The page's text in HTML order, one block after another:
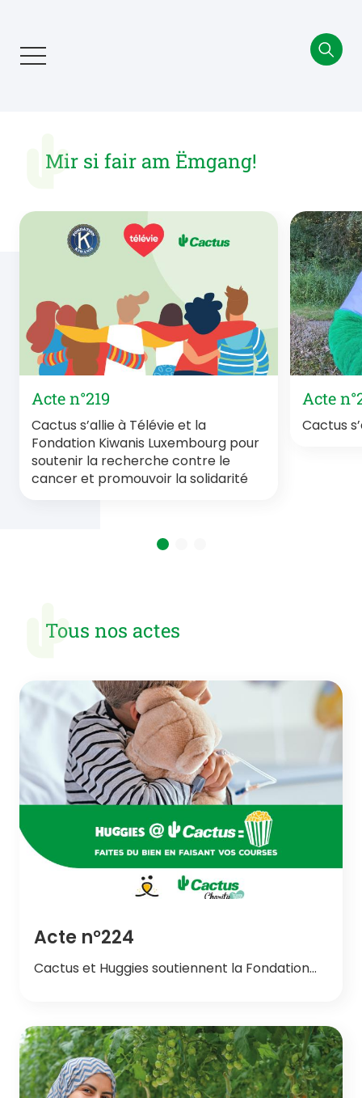
principalMir si fair am Ëmgang!
Acte n°219
Cactus s’allie à Télévie et la
Fondation Kiwanis Luxembourg pour
soutenir la recherche contre le
cancer et promouvoir la solidarité
Acte
Cactus
Tous nos actes
Acte n°224
Cactus et Huggies soutiennent la Fondation…